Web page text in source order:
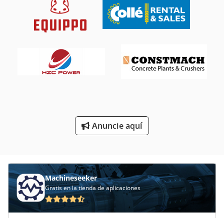
Rodillo De Pintura
Rodillo De Presion
Rodillo De Tinta
Rodillo Del Césped
Rodillos De TransporteAnuncie aquí
Machineseeker
Gratis en la tienda de aplicaciones